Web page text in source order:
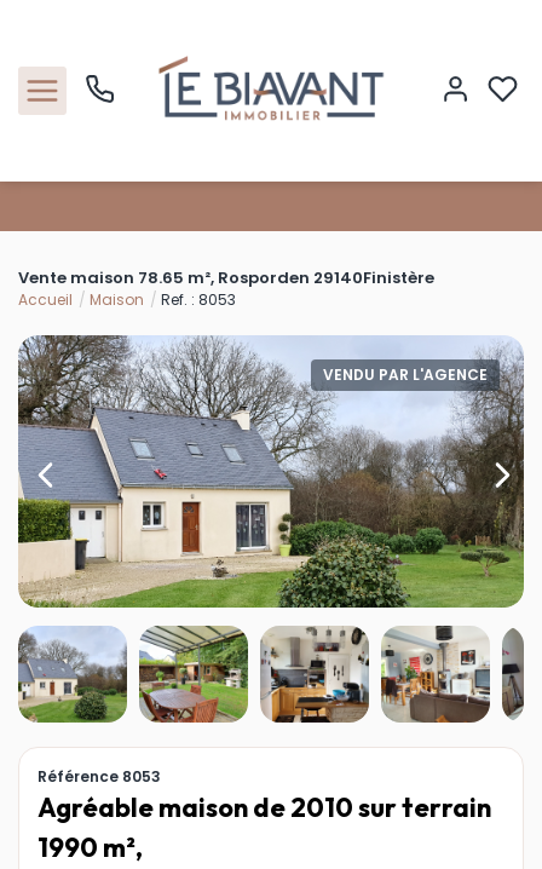
Nos biens
Estimation
Nos agences
Contact
Vente maison 78.65 m², Rosporden 29140Finistère
Accueil Maison Ref. : 8053
VENDU PAR L'AGENCE
Référence 8053
Agréable maison de 2010 sur terrain
1990 m²,